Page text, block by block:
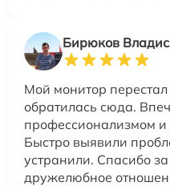
Бирюков
Мой монитор
обратилась сюда.
профессионализмом
Быстро выявили
устранили. Спасибо
дружелюбное